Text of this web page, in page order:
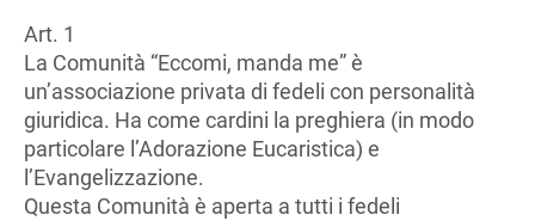
Art. 1
La Comunità “Eccomi, manda me” è
un’associazione privata di fedeli con personalità
giuridica. Ha come cardini la preghiera (in modo
particolare l’Adorazione Eucaristica) e
l’Evangelizzazione.
Questa Comunità è aperta a tutti i fedeli